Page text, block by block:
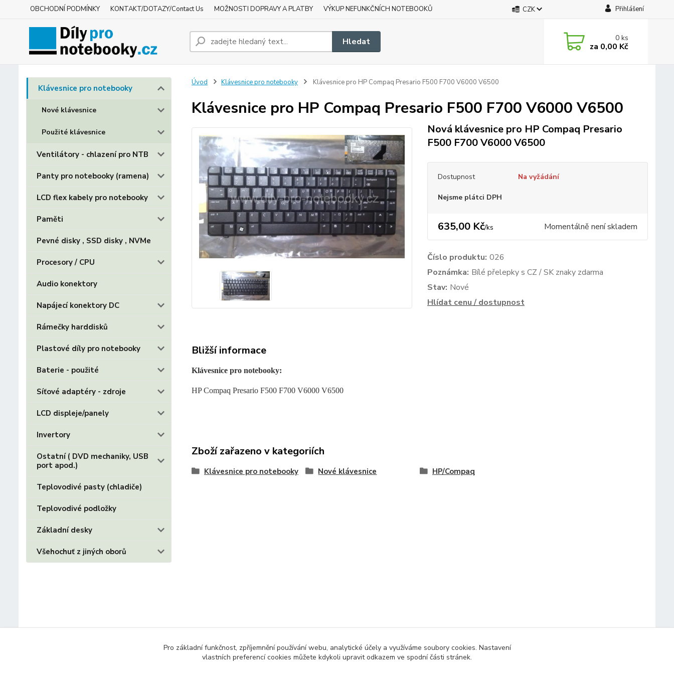
OBCHODNÍ PODMÍNKY KONTAKT/DOTAZY/Contact Us MOŽNOSTI DOPRAVY A PLATBY VÝKUP NEFUNKČNÍCH NOTEBOOKŮ CZK Přihlášení
Hledat 0ks
za 0,00 Kč
Klávesnice pro notebooky
Nové klávesnice
Použité klávesnice
Ventilátory - chlazení pro NTB
Panty pro notebooky (ramena)
LCD flex kabely pro notebooky
Paměti
Pevné disky , SSD disky , NVMe
Procesory / CPU
Audio konektory
Napájecí konektory DC
Rámečky harddisků
Plastové díly pro notebooky
Baterie - použité
Síťové adaptéry - zdroje
LCD displeje/panely
Invertory
Ostatní ( DVD mechaniky, USB
port apod.)
Teplovodivé pasty (chladiče)
Teplovodivé podložky
Základní desky
Všehochuť z jiných oborů
Úvod Klávesnice pro notebooky Klávesnice pro HP Compaq Presario F500 F700 V6000 V6500
Klávesnice pro HP Compaq Presario F500 F700 V6000 V6500
Nová klávesnice pro HP Compaq Presario
F500 F700 V6000 V6500
Dostupnost Na vyžádání
Nejsme plátci DPH
635,00 Kč/ks Momentálně není skladem
Číslo produktu: 026
Poznámka: Bílé přelepky s CZ / SK znaky zdarma
Stav: Nové
Hlídat cenu / dostupnost
Bližší informace
Klávesnice pro notebooky:
HP Compaq Presario F500 F700 V6000 V6500
Zboží zařazeno v kategoriích
Klávesnice pro notebooky Nové klávesnice HP/Compaq
Pro základní funkčnost, zpříjemnění používání webu, analytické účely a využíváme soubory cookies. Nastavení
vlastních preferencí cookies můžete kdykoli upravit odkazem ve spodní části stránek.